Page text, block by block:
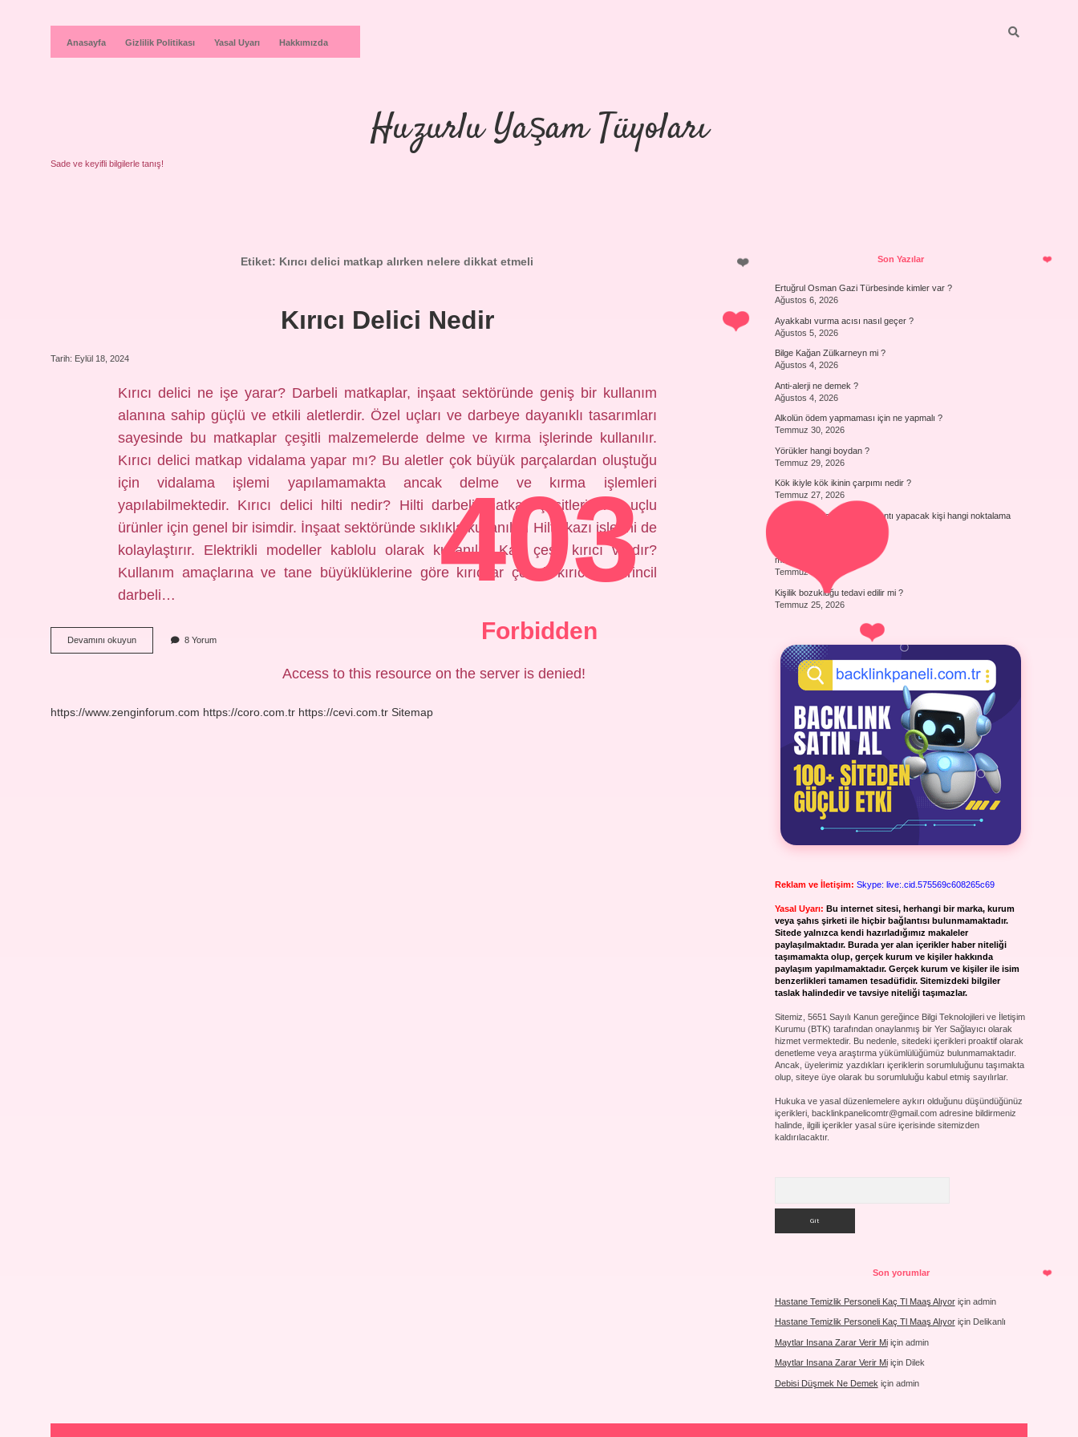
Anasayfa Gizlilik Politikası Yasal Uyarı Hakkımızda
Huzurlu Yaşam Tüyoları
Sade ve keyifli bilgilerle tanış!
Etiket: Kırıcı delici matkap alırken nelere dikkat etmeli
Kırıcı Delici Nedir
Tarih: Eylül 18, 2024
Kırıcı delici ne işe yarar? Darbeli matkaplar, inşaat sektöründe geniş bir kullanım
alanına sahip güçlü ve etkili aletlerdir. Özel uçları ve darbeye dayanıklı tasarımları
sayesinde bu matkaplar çeşitli malzemelerde delme ve kırma işlerinde kullanılır.
Kırıcı delici matkap vidalama yapar mı? Bu aletler çok büyük parçalardan oluştuğu
için vidalama işlemi yapılamamakta ancak delme ve kırma işlemleri
yapılabilmektedir. Kırıcı delici hilti nedir? Hilti darbeli matkap çeşitleri sivri uçlu
ürünler için genel bir isimdir. İnşaat sektöründe sıklıkla kullanılan Hilti, kazı işlerini de
kolaylaştırır. Elektrikli modeller kablolu olarak kullanılır. Kaç çeşit kırıcı vardır?
Kullanım amaçlarına ve tane büyüklüklerine göre kırıcılar çeneli kırıcılar, birincil
darbeli…
Devamını okuyunKırıcı
Delici
8 Yorum
https://www.zenginforum.com https://coro.com.tr https://cevi.com.tr Sitemap
Son Yazılar
Ertuğrul Osman Gazi Türbesinde kimler var ?
Ağustos 6, 2026
Ayakkabı vurma acısı nasıl geçer ?
Ağustos 5, 2026
Bilge Kağan Zülkarneyn mi ?
Ağustos 4, 2026
Anti-alerji ne demek ?
Ağustos 4, 2026
Alkolün ödem yapmaması için ne yapmalı ?
Temmuz 30, 2026
Yörükler hangi boydan ?
Temmuz 29, 2026
Kök ikiyle kök ikinin çarpımı nedir ?
Temmuz 27, 2026
Yazısında başka birinden alıntı yapacak kişi hangi noktalama
maj7 akor nedir ?
Temmuz 25, 2026
Kişilik bozukluğu tedavi edilir mi ?
Temmuz 25, 2026
Reklam ve İletişim: Skype: live:.cid.575569c608265c69
Yasal Uyarı: Bu internet sitesi, herhangi bir marka, kurum
veya şahıs şirketi ile hiçbir bağlantısı bulunmamaktadır.
Sitede yalnızca kendi hazırladığımız makaleler
paylaşılmaktadır. Burada yer alan içerikler haber niteliği
taşımamakta olup, gerçek kurum ve kişiler hakkında
paylaşım yapılmamaktadır. Gerçek kurum ve kişiler ile isim
benzerlikleri tamamen tesadüfidir. Sitemizdeki bilgiler
taslak halindedir ve tavsiye niteliği taşımazlar.
Sitemiz, 5651 Sayılı Kanun gereğince Bilgi Teknolojileri ve İletişim
Kurumu (BTK) tarafından onaylanmış bir Yer Sağlayıcı olarak
hizmet vermektedir. Bu nedenle, sitedeki içerikleri proaktif olarak
denetleme veya araştırma yükümlülüğümüz bulunmamaktadır.
Ancak, üyelerimiz yazdıkları içeriklerin sorumluluğunu taşımakta
olup, siteye üye olarak bu sorumluluğu kabul etmiş sayılırlar.
Hukuka ve yasal düzenlemelere aykırı olduğunu düşündüğünüz
içerikleri, backlinkpanelicomtr@gmail.comadresine bildirmeniz
halinde, ilgili içerikler yasal süre içerisinde sitemizden
kaldırılacaktır.
Son yorumlar
Hastane Temizlik Personeli Kaç Tl Maaş Alıyoriçin admin
Hastane Temizlik Personeli Kaç Tl Maaş Alıyoriçin Delikanlı
Maytlar Insana Zarar Verir Miiçin admin
Maytlar Insana Zarar Verir Miiçin Dilek
Debisi Düşmek Ne Demek için admin
403
Forbidden
Access to this resource on the server is denied!